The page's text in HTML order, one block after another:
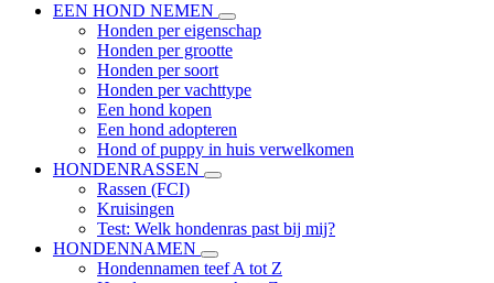
EEN HOND NEMEN
Honden per eigenschap
Honden per grootte
Honden per soort
Honden per vachttype
Een hond kopen
Een hond adopteren
Hond of puppy in huis verwelkomen
HONDENRASSEN
Rassen (FCI)
Kruisingen
Test: Welk hondenras past bij mij?
HONDENNAMEN
Hondennamen teef A tot Z